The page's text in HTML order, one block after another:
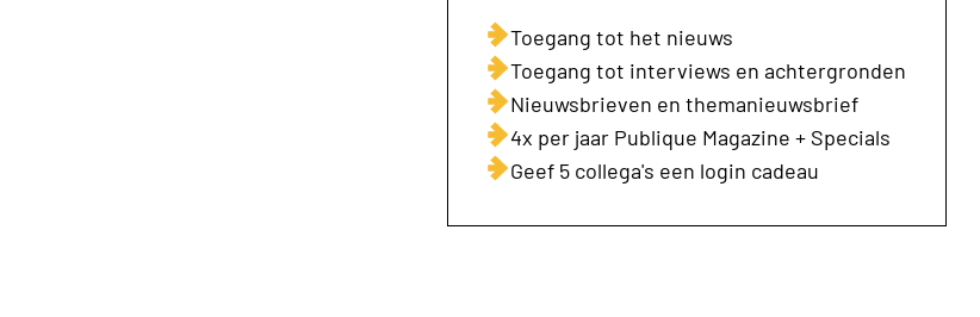
Toegang tot het nieuws
Toegang tot interviews en achtergronden
Nieuwsbrieven en themanieuwsbrief
4x per jaar Publique Magazine + Specials
Geef 5 collega's een login cadeau